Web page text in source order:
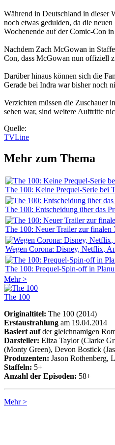
Während in Deutschland in dieser
noch etwas gedulden, da die
Wochenende auf der Comic-Con
Nachdem Zach McGowan in
Con, dass McGowan nun offiziell
Darüber hinaus können sich die
Gerade bei Indra war bisher noch
Verzichten müssen die Zuschauer
sehen war, sind weitere Auftritte
Quelle:
TVLine
Mehr zum Thema
The 100: Keine Prequel-Serie bei
The 100: Entscheidung über das
The 100: Neuer Trailer zur finalen
Wegen Corona: Disney, Netflix,
The 100: Prequel-Spin-off in
Mehr >
The 100
Originaltitel: The 100 (2014)
Erstaustrahlung am 19.04.2014
Basiert aufder gleichnamigen
Darsteller: Eliza Taylor (Clarke
(Monty Green), Devon Bostick
Produzenten: Jason Rothenberg,
Staffeln: 5+
Anzahl der Episoden: 58+
Mehr >